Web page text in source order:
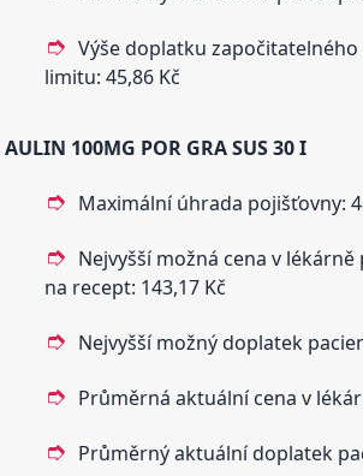
Výše doplatku
limitu: 45,86 Kč
AULIN 100MG POR GRA SUS 30 I
Maximální úhrada pojišťovny:
Nejvyšší možná cena v lékárně
na recept: 143,17 Kč
Nejvyšší možný doplatek
Průměrná aktuální cena v
Průměrný aktuální doplatek